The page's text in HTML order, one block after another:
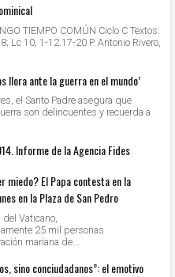
TIEMPO COMÚN Ciclo C Textos:
Lc 10, 1-12.17-20 P. Antonio Rivero,
llora ante la guerra en el mundo’
el Santo Padre asegura que
son delincuentes y recuerda a
Informe de la Agencia Fides
miedo? El Papa contesta en la
en la Plaza de San Pedro
Vaticano,
25 mil personas
mariana de...
sino conciudadanos”: el emotivo